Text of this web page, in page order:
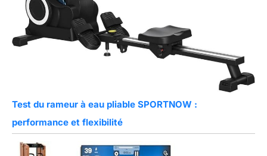
Test du rameur à eau pliable SPORTNOW :
performance et flexibilité